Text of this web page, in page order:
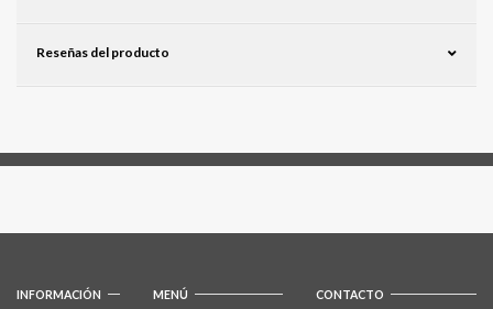
Reseñas del producto
INFORMACIÓN MENÚ CONTACTO